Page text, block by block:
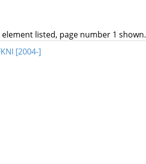
element listed, page number 1 shown.
[2004-]